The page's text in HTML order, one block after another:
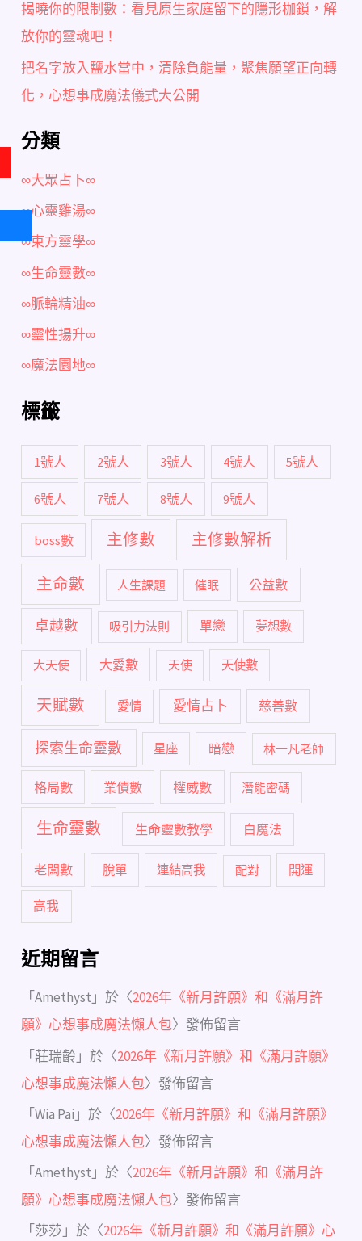
揭曉你的限制數：看見原生家庭留下的隱形枷鎖，解
放你的靈魂吧！
把名字放入鹽水當中，清除負能量，聚焦願望正向轉
化，心想事成魔法儀式大公開
分類
∞大眾占卜∞
∞心靈雞湯∞
∞東方靈學∞
∞生命靈數∞
∞脈輪精油∞
∞靈性揚升∞
∞魔法園地∞
標籤
1號人 2號人 3號人 4號人 5號人
6號人 7號人 8號人 9號人
boss數 主修數 主修數解析
主命數 人生課題 催眠 公益數
卓越數 吸引力法則 單戀 夢想數
大天使 大愛數 天使 天使數
天賦數 愛情 愛情占卜 慈善數
探索生命靈數 星座 暗戀 林一凡老師
格局數 業債數 權威數 潛能密碼
生命靈數 生命靈數教學 白魔法
老闆數 脫單 連結高我 配對 開運
高我
近期留言
「Amethyst 」於〈2026年《新月許願》和《滿月許
願》心想事成魔法懶人包〉發佈留言
「莊瑞齡 」於〈2026年《新月許願》和《滿月許願》
心想事成魔法懶人包〉發佈留言
「Wia Pai 」於〈2026年《新月許願》和《滿月許願》
心想事成魔法懶人包〉發佈留言
「Amethyst 」於〈2026年《新月許願》和《滿月許
願》心想事成魔法懶人包〉發佈留言
「 莎莎 」於〈2026年《新月許願》和《滿月許願》心